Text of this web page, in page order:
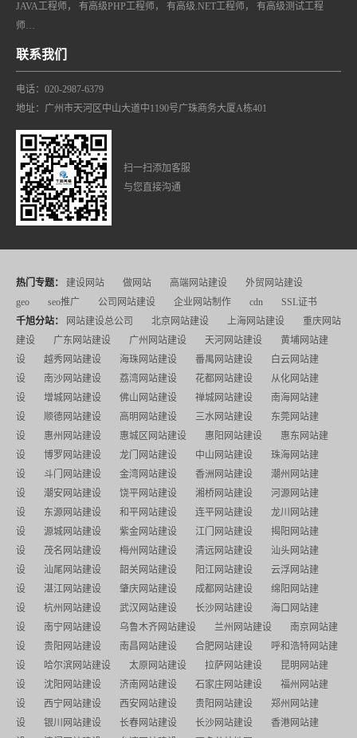
JAVA工程师， 有高级PHP工程师， 有高级.NET工程师， 有高级测试工程
师…
联系我们
电话：020-2987-6379
地址：广州市天河区中山大道中1190号广珠商务大厦A栋401
扫一扫添加客服
与您直接沟通
热门专题： 建设网站 做网站 高端网站建设
外贸网站建设
geo
seo推广 公司网站建设 企业网站制作 cdn
SSL证书
千旭分站：
网站建设总公司 北京网站建设 上海网站建设
重庆网站
建设
广东网站建设 广州网站建设 天河网站建设
黄埔网站建
设
越秀网站建设 海珠网站建设 番禺网站建设
白云网站建
设
南沙网站建设 荔湾网站建设 花都网站建设
从化网站建
设
增城网站建设 佛山网站建设 禅城网站建设
南海网站建
设
顺德网站建设 高明网站建设 三水网站建设
东莞网站建
设
惠州网站建设 惠城区网站建设 惠阳网站建设
惠东网站建
设
博罗网站建设 龙门网站建设 中山网站建设
珠海网站建
设
斗门网站建设 金湾网站建设 香洲网站建设
潮州网站建
设
潮安网站建设 饶平网站建设 湘桥网站建设
河源网站建
设
东源网站建设 和平网站建设 连平网站建设
龙川网站建
设
源城网站建设 紫金网站建设 江门网站建设
揭阳网站建
设
茂名网站建设 梅州网站建设 清远网站建设
汕头网站建
设
汕尾网站建设 韶关网站建设 阳江网站建设
云浮网站建
设
湛江网站建设 肇庆网站建设 成都网站建设
绵阳网站建
设
杭州网站建设 武汉网站建设 长沙网站建设
海口网站建
设
南宁网站建设 乌鲁木齐网站建设 兰州网站建设
南京网站建
设
贵阳网站建设 南昌网站建设 合肥网站建设
呼和浩特网站建
设
哈尔滨网站建设 太原网站建设 拉萨网站建设
昆明网站建
设
沈阳网站建设 济南网站建设 石家庄网站建设
福州网站建
设
西宁网站建设 西安网站建设 贵阳网站建设
郑州网站建
设
银川网站建设 长春网站建设 长沙网站建设
香港网站建